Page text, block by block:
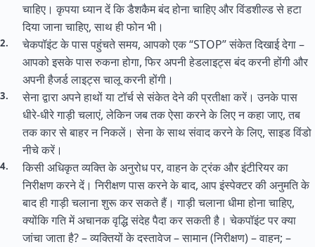
चाहिए। कृपया ध्यान दें कि डैशकैम बंद होना चाहिए और विंडशील्ड से हटा
दिया जाना चाहिए, साथ ही फोन भी।
चेकपॉइंट के पास पहुंचते समय, आपको एक “STOP” संकेत दिखाई देगा –
आपको इसके पास रुकना होगा, फिर अपनी हेडलाइट्स बंद करनी होंगी और
अपनी हैजर्ड लाइट्स चालू करनी होंगी।
सेना द्वारा अपने हाथों या टॉर्च से संकेत देने की प्रतीक्षा करें। उनके पास
धीरे-धीरे गाड़ी चलाएं, लेकिन जब तक ऐसा करने के लिए न कहा जाए, तब
तक कार से बाहर न निकलें। सेना के साथ संवाद करने के लिए, साइड विंडो
नीचे करें।
किसी अधिकृत व्यक्ति के अनुरोध पर, वाहन के ट्रंक और इंटीरियर का
निरीक्षण करने दें। निरीक्षण पास करने के बाद, आप इंस्पेक्टर की अनुमति के
बाद ही गाड़ी चलाना शुरू कर सकते हैं। गाड़ी चलाना धीमा होना चाहिए,
क्योंकि गति में अचानक वृद्धि संदेह पैदा कर सकती है। चेकपॉइंट पर क्या
जांचा जाता है? – व्यक्तियों के दस्तावेज – सामान (निरीक्षण) – वाहन; –